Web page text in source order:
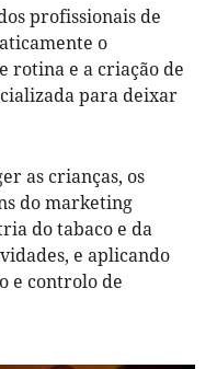
profissionais de
o
rotina e a criação de
para deixar
as crianças, os
do marketing
do tabaco e da
e aplicando
e controlo de